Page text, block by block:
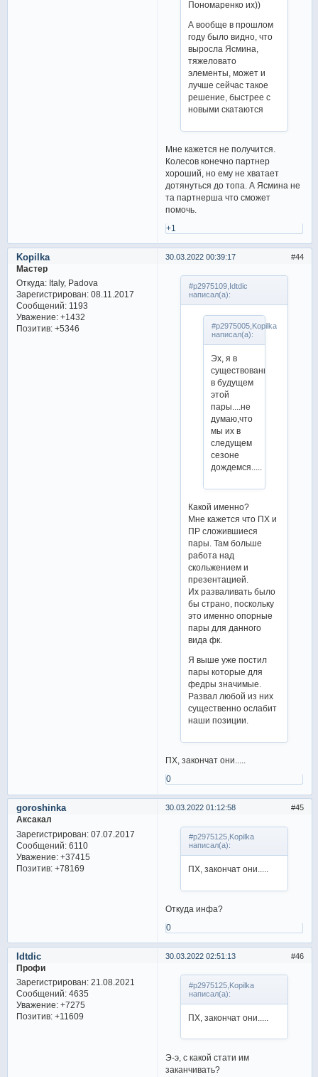
Пономаренко их))
А вообще в прошлом
году было видно, что
выросла Ясмина,
тяжеловато
элементы, может и
лучше сейчас такое
решение, быстрее с
новыми скатаются
Мне кажется не получится.
Колесов конечно партнер
хороший, но ему не хватает
дотянуться до топа. А Ясмина не
та партнерша что сможет
помочь.
+1
44
30.03.2022 00:39:17
Kopilka
Мастер
Откуда:Italy, Padova
Зарегистрирован: 08.11.2017
Сообщений:1193
Уважение: +1432
Позитив: +5346
#p2975109,Idtdic
написал(а):
#p2975005,Kopilka
написал(а):
Эх, я в
существование
в будущем
этой
пары....не
думаю,что
мы их в
следущем
сезоне
дождемся.....
Какой именно?
Мне кажется что ПХ и
ПР сложившиеся
пары. Там больше
работа над
скольжением и
презентацией.
Их разваливать было
бы страно, поскольку
это именно опорные
пары для данного
вида фк.
Я выше уже постил
пары которые для
федры значимые.
Развал любой из них
существенно ослабит
наши позиции.
ПХ, закончат они.....
0
45
30.03.2022 01:12:58
goroshinka
Аксакал
Зарегистрирован: 07.07.2017
Сообщений:6110
Уважение: +37415
Позитив: +78169
#p2975125,Kopilka
написал(а):
ПХ, закончат они.....
Откуда инфа?
0
46
30.03.2022 02:51:13
Idtdic
Профи
Зарегистрирован: 21.08.2021
Сообщений:4635
Уважение: +7275
Позитив: +11609
#p2975125,Kopilka
написал(а):
ПХ, закончат они.....
Э-э, с какой стати им
заканчивать?